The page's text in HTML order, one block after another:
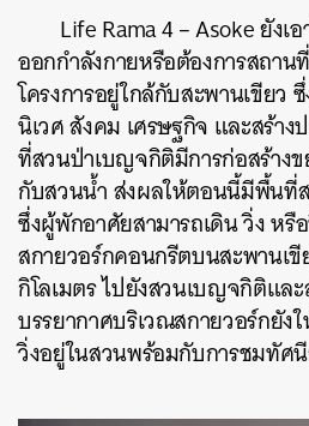
Life Rama 4 – Asokeยังเ
ออกกำลังกายหรือต้องการสถา
โครงการอยู่ใกล้กับสะพานเขียว
นิเวศ สังคม เศรษฐกิจ และสร้า
ที่สวนป่าเบญจกิติมีการก่อสร้าง
กับสวนน้ำ ส่งผลให้ตอนนี้มีพื้นที่
ซึ่งผู้พักอาศัยสามารถเดิน วิ่ง ห
สกายวอร์กคอนกรีตบนสะพานเขี
กิโลเมตร ไปยังสวนเบญจกิติแล
บรรยากาศบริเวณสกายวอร์กยัง
วิ่งอยู่ในสวนพร้อมกับการชมทัศ